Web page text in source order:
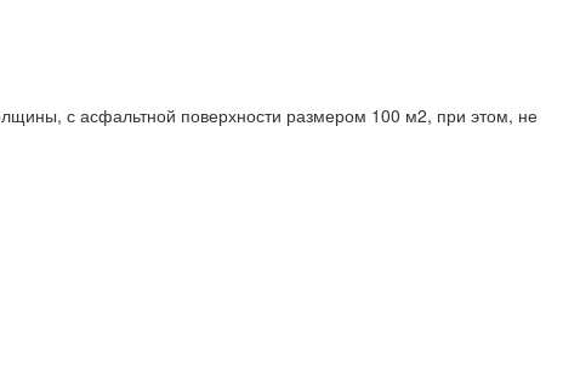
с асфальтной поверхности размером 100 м2, при этом, не